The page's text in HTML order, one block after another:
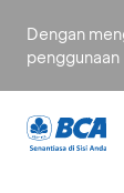
Dengan
penggunaan